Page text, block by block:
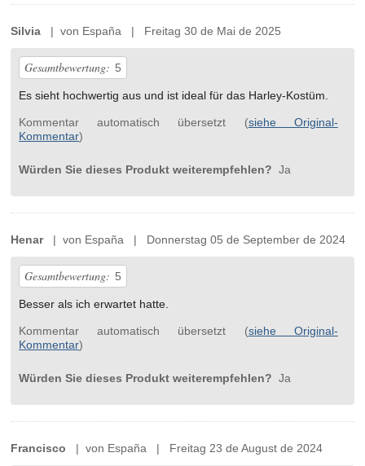
Silvia | von España | Freitag 30 de Mai de 2025
Gesamtbewertung: 5
Es sieht hochwertig aus und ist ideal für das Harley-Kostüm.
Kommentar automatisch übersetzt (siehe Original-
Kommentar)
Würden Sie dieses Produkt weiterempfehlen? Ja
Henar| von España | Donnerstag 05 de September de 2024
Gesamtbewertung: 5
Besser als ich erwartet hatte.
Kommentar automatisch übersetzt (siehe Original-
Kommentar)
Würden Sie dieses Produkt weiterempfehlen? Ja
Francisco | von España | Freitag 23 de August de 2024